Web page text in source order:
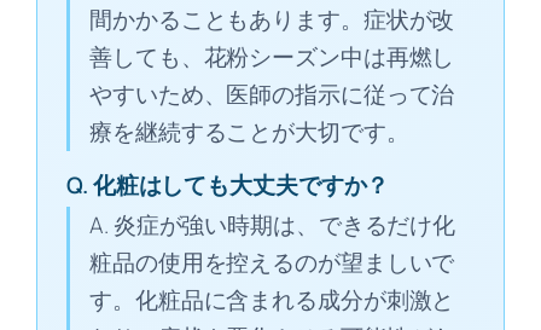
間かかることもあります。症状が改
善しても、花粉シーズン中は再燃し
やすいため、医師の指示に従って治
療を継続することが大切です。
Q. 化粧はしても大丈夫ですか？
A. 炎症が強い時期は、できるだけ化
粧品の使用を控えるのが望ましいで
す。化粧品に含まれる成分が刺激と